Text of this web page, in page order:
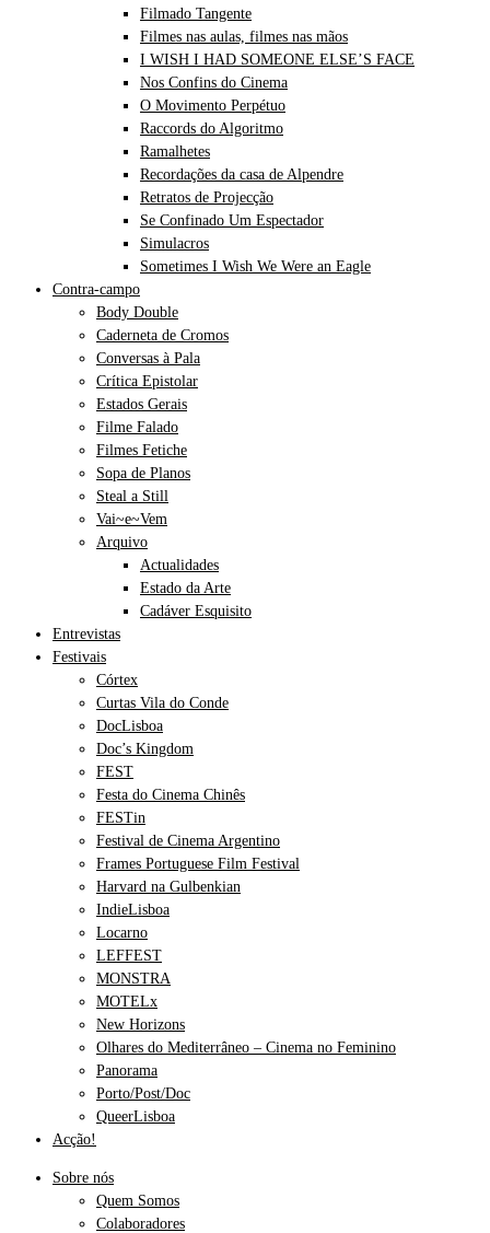
Filmado Tangente
Filmes nas aulas, filmes nas mãos
I WISH I HAD SOMEONE ELSE’S FACE
Nos Confins do Cinema
O Movimento Perpétuo
Raccords do Algoritmo
Ramalhetes
Recordações da casa de Alpendre
Retratos de Projecção
Se Confinado Um Espectador
Simulacros
Sometimes I Wish We Were an Eagle
Contra-campo
Body Double
Caderneta de Cromos
Conversas à Pala
Crítica Epistolar
Estados Gerais
Filme Falado
Filmes Fetiche
Sopa de Planos
Steal a Still
Vai~e~Vem
Arquivo
Actualidades
Estado da Arte
Cadáver Esquisito
Entrevistas
Festivais
Córtex
Curtas Vila do Conde
DocLisboa
Doc’s Kingdom
FEST
Festa do Cinema Chinês
FESTin
Festival de Cinema Argentino
Frames Portuguese Film Festival
Harvard na Gulbenkian
IndieLisboa
Locarno
LEFFEST
MONSTRA
MOTELx
New Horizons
Olhares do Mediterrâneo – Cinema no Feminino
Panorama
Porto/Post/Doc
QueerLisboa
Acção!
Sobre nós
Quem Somos
Colaboradores